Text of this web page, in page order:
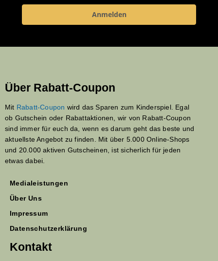
Anmelden
Über Rabatt-Coupon
Mit Rabatt-Coupon wird das Sparen zum Kinderspiel. Egal
ob Gutschein oder Rabattaktionen, wir von Rabatt-Coupon
sind immer für euch da, wenn es darum geht das beste und
aktuellste Angebot zu finden. Mit über 5.000 Online-Shops
und 20.000 aktiven Gutscheinen, ist sicherlich für jeden
etwas dabei.
Medialeistungen
Über Uns
Impressum
Datenschutzerklärung
Kontakt